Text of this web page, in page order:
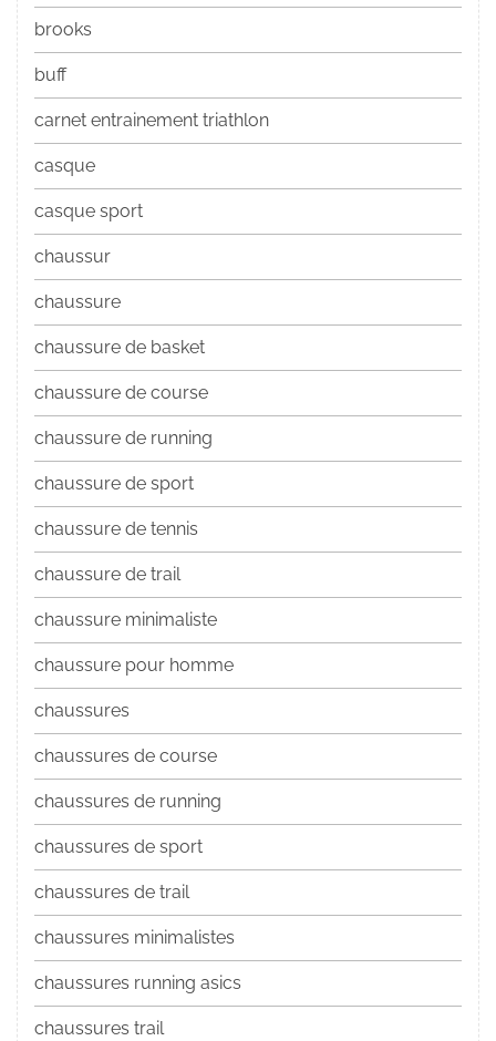
brooks
buff
carnet entrainement triathlon
casque
casque sport
chaussur
chaussure
chaussure de basket
chaussure de course
chaussure de running
chaussure de sport
chaussure de tennis
chaussure de trail
chaussure minimaliste
chaussure pour homme
chaussures
chaussures de course
chaussures de running
chaussures de sport
chaussures de trail
chaussures minimalistes
chaussures running asics
chaussures trail